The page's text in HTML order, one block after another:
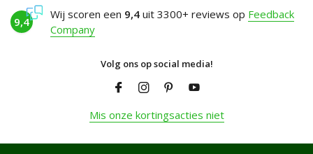
9,4
Wij scoren een 9,4 uit 3300+ reviews op Feedback
Company
Volg ons op social media!
Mis onze kortingsacties niet